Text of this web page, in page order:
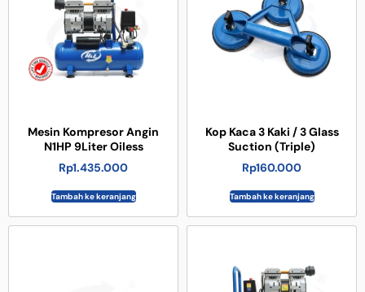
Mesin Kompresor Angin
N1HP 9Liter Oiless
Rp1.435.000
Tambah ke keranjang
Kop Kaca 3 Kaki / 3 Glass
Suction (Triple)
Rp160.000
Tambah ke keranjang